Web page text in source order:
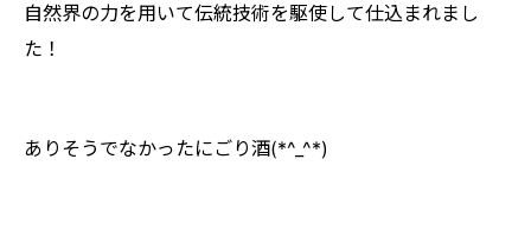
自然界の力を用いて伝統技術を駆使して仕込まれまし
た！
ありそうでなかったにごり酒(*^_^*)